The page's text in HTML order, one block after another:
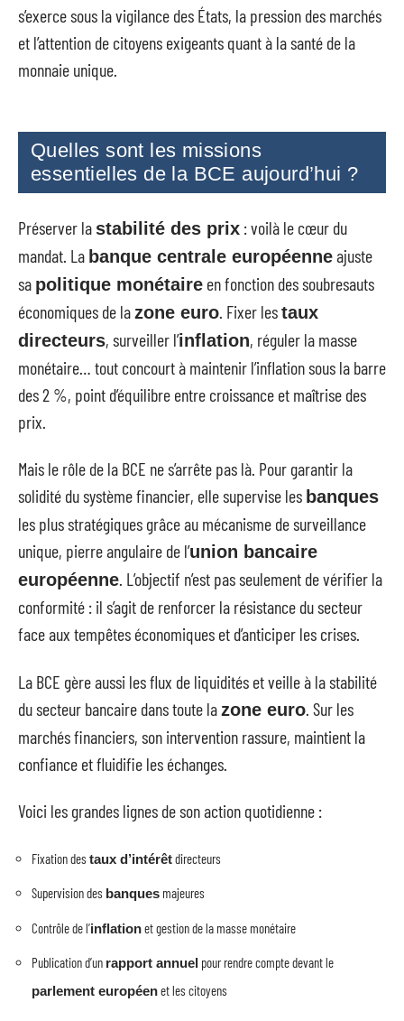
s’exerce sous la vigilance des États, la pression des marchés
et l’attention de citoyens exigeants quant à la santé de la
monnaie unique.
Quelles sont les missions
essentielles de la BCE aujourd’hui ?
Préserver la stabilité des prix : voilà le cœur du
mandat. La banque centrale européenneajuste
sa politique monétaire en fonction des soubresauts
économiques de lazone euro . Fixer lestaux
directeurs, surveiller l’inflation, réguler la masse
monétaire… tout concourt à maintenir l’inflation sous la barre
des 2 %, point d’équilibre entre croissance et maîtrise des
prix.
Mais le rôle de la BCE ne s’arrête pas là. Pour garantir la
solidité du système financier, elle supervise les banques
les plus stratégiques grâce au mécanisme de surveillance
unique, pierre angulaire de l’union bancaire
européenne. L’objectif n’est pas seulement de vérifier la
conformité : il s’agit de renforcer la résistance du secteur
face aux tempêtes économiques et d’anticiper les crises.
La BCE gère aussi les flux de liquidités et veille à la stabilité
du secteur bancaire dans toute lazone euro . Sur les
marchés financiers, son intervention rassure, maintient la
confiance et fluidifie les échanges.
Voici les grandes lignes de son action quotidienne :
Fixation des taux d’intérêtdirecteurs
Supervision des banques majeures
Contrôle de l’inflationet gestion de la masse monétaire
Publication d’un rapport annuel pour rendre compte devant le
parlement européenet les citoyens